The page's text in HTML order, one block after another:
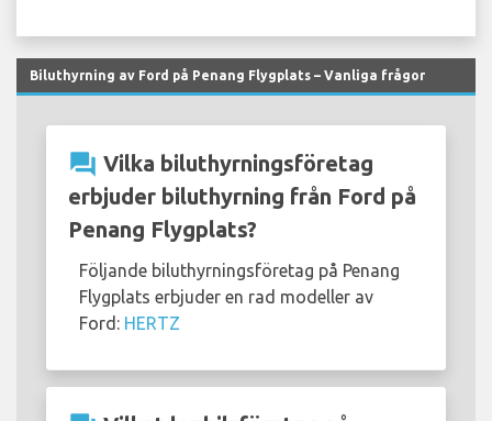
Biluthyrning av Ford på Penang Flygplats – Vanliga frågor
question_answer Vilka biluthyrningsföretag
erbjuder biluthyrning från Ford på
Penang Flygplats?
Följande biluthyrningsföretag på Penang
Flygplats erbjuder en rad modeller av
Ford: HERTZ